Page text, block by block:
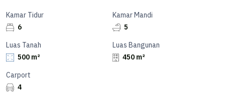
Kamar Tidur
6
Kamar Mandi
5
Luas Tanah
500 m²
Luas Bangunan
450 m²
Carport
4